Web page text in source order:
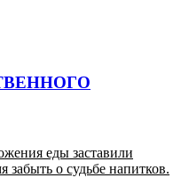
еды заставили
забыть о судьбе напитков.